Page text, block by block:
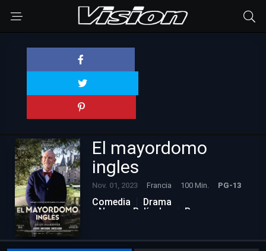
El mayordomo
ingles
Nov. 01, 2023 Francia 100 Min. PG-13
Comedia
Drama
Nuevas Películas
Romance